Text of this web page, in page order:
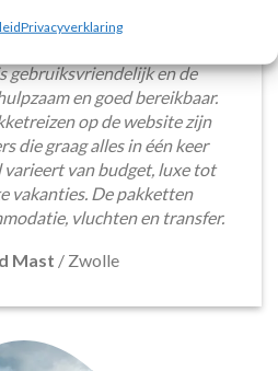
Privacyverklaring
lastminute vakantie via
gebruiksvriendelijk en de
en goed bereikbaar.
op de website zijn
die graag alles in één keer
varieert van budget, luxe tot
vakanties. De pakketten
vluchten en transfer.
Mast / Zwolle